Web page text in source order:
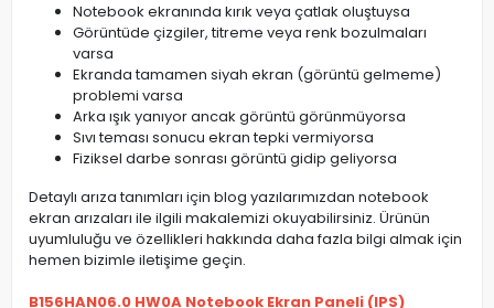
Notebook ekranında kırık veya çatlak oluştuysa
Görüntüde çizgiler, titreme veya renk bozulmaları
varsa
Ekranda tamamen siyah ekran (görüntü gelmeme)
problemi varsa
Arka ışık yanıyor ancak görüntü görünmüyorsa
Sıvı teması sonucu ekran tepki vermiyorsa
Fiziksel darbe sonrası görüntü gidip geliyorsa
Detaylı arıza tanımları için blog yazılarımızdan notebook
ekran arızaları ile ilgili makalemizi okuyabilirsiniz. Ürünün
uyumluluğu ve özellikleri hakkında daha fazla bilgi almak için
hemen bizimle iletişime geçin.
B156HAN06.0 HW0A Notebook Ekran Paneli (IPS)